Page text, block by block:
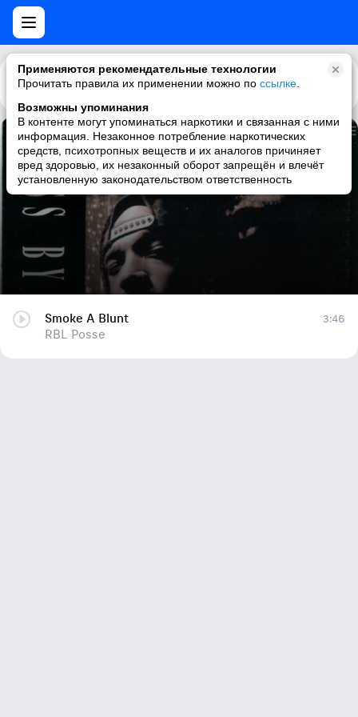
Применяются рекомендательные технологии
Прочитать правила их применении можно по ссылке
Возможны упоминания
В контенте могут упоминаться наркотики и связанная с ними
информация. Незаконное потребление наркотических
средств, психотропных веществ и их аналогов причиняет
вред здоровью, их незаконный оборот запрещён и влечёт
установленную законодательством ответственность
Каталог Рекомендации
Smoke A Blunt
RBL Posse
Smoke A Blunt
RBL Posse
3:46